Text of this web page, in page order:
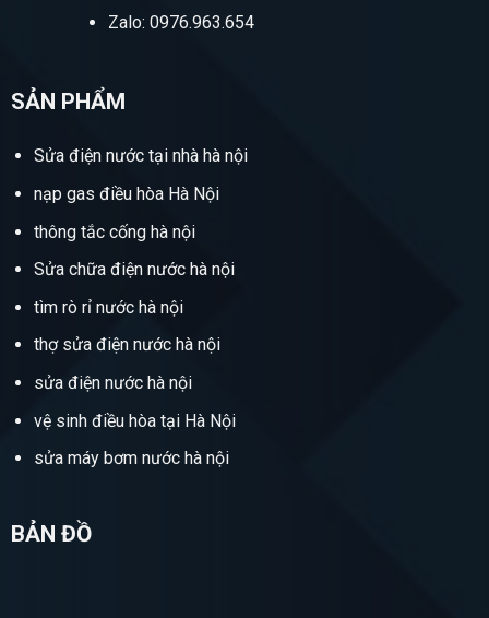
Zalo: 0976.963.654
SẢN PHẨM
Sửa điện nước tại nhà hà nội
nạp gas điều hòa Hà Nội
thông tắc cống hà nội
Sửa chữa điện nước hà nội
tìm rò rỉ nước hà nội
thợ sửa điện nước hà nội
sửa điện nước hà nội
vệ sinh điều hòa tại Hà Nội
sửa máy bơm nước hà nội
BẢN ĐỒ